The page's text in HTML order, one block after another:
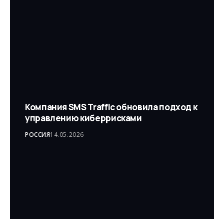
Компания SMS Traffic обновила подход к
управлению киберрисками
РОССИЯ14.05.2026